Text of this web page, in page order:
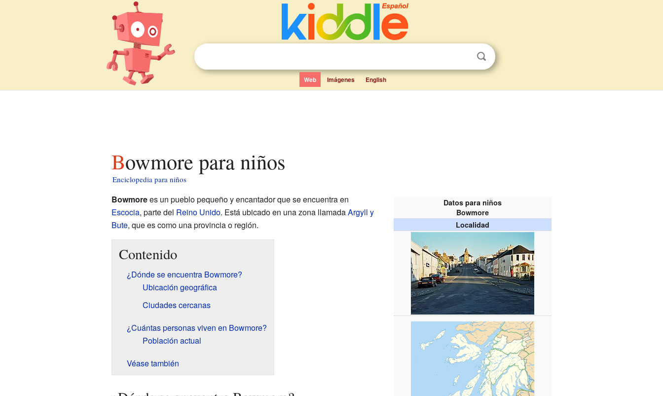
Web Imágenes English
Bowmore para niños
Enciclopedia para niños
Datos para niños
Bowmore
Localidad
Bowmorees un pueblo pequeño y encantador que se encuentra en
Escocia, parte del Reino Unido. Está ubicado en una zona llamadaArgyll y
Bute, que es como una provincia o región.
Contenido
¿Dónde se encuentra Bowmore?
Ubicación geográfica
Ciudades cercanas
¿Cuántas personas viven en Bowmore?
Población actual
Véase también